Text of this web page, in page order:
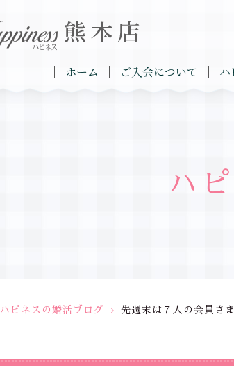
ホーム ご入会について ハ
ハ
ハピネスの婚活ブログ > 先週末は７人の会員さ